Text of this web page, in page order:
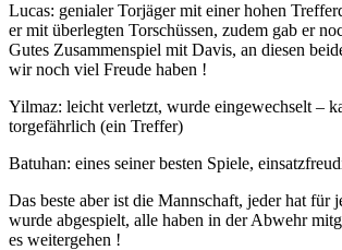
Lucas: genialer Torjäger mit einer hohen
er mit überlegten Torschüssen, zudem gab er
Gutes Zusammenspiel mit Davis, an diesen
wir noch viel Freude haben !
Yilmaz: leicht verletzt, wurde eingewechselt –
torgefährlich (ein Treffer)
Batuhan: eines seiner besten Spiele,
Das beste aber ist die Mannschaft, jeder hat für
wurde abgespielt, alle haben in der Abwehr
es weitergehen !